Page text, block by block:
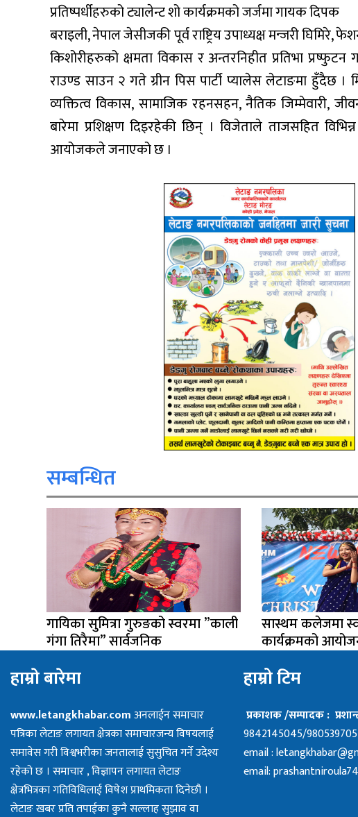
प्रतिष्पर्धीहरुको ट्यालेन्ट शो कार्यक्रमको जर्जमा गायक दिपक
बराइली, नेपाल जेसीजकी पूर्व राष्ट्रिय उपाध्यक्ष मन्जरी घिमिरे,
किशोरीहरुको क्षमता विकास र अन्तरनिहीत प्रतिभा
राउण्ड साउन २ गते ग्रीन पिस पार्टी प्यालेस लेटाङमा हुँदैछ
व्यक्तित्व विकास, सामाजिक रहनसहन, नैतिक जिम्मेवारी,
बारेमा प्रशिक्षण दिइरहेकी छिन् । विजेताले ताजसहित
आयोजकले जनाएको छ ।
सम्बन्धित
गायिका सुमित्रा गुरुङको स्वरमा ”काली
गंगा तिरैमा” सार्वजनिक
सास्थम कलेजमा
कार्यक्रमको
हाम्राे बारेमा
www.letangkhabar.comअनलाईन समाचार
पत्रिका लेटाङ लगायत क्षेत्रका समाचारजन्य विषयलाई
समावेस गरी विश्वभरीका जनतालाई सुसुचित गर्ने उदेश्य
रहेको छ । समाचार , विज्ञापन लगायत लेटाङ
क्षेत्रभित्रका गतिविधिलाई विषेश प्राथमिकता दिनेछौ ।
लेटाङ खबर प्रति तपाईका कुनै सल्लाह सुझाव वा
हाम्रो टिम
प्रकाशक /सम्पादक :
9842145045/
email :
email: